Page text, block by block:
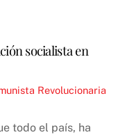
socialista en
Revolucionaria
todo el país, ha